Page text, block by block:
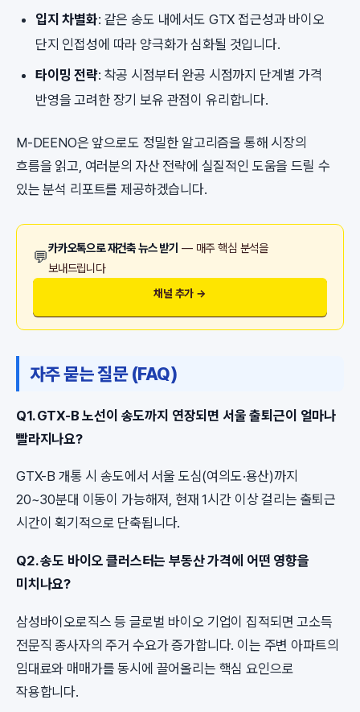
입지 차별화: 같은 송도 내에서도 GTX 접근성과 바이오
단지 인접성에 따라 양극화가 심화될 것입니다.
타이밍 전략: 착공 시점부터 완공 시점까지 단계별 가격
반영을 고려한 장기 보유 관점이 유리합니다.
M-DEENO은 앞으로도 정밀한 알고리즘을 통해 시장의
흐름을 읽고, 여러분의 자산 전략에 실질적인 도움을 드릴 수
있는 분석 리포트를 제공하겠습니다.
💬
카카오톡으로 재건축 뉴스 받기 — 매주 핵심 분석을
보내드립니다
채널 추가 →
자주 묻는 질문 (FAQ)
Q1. GTX-B 노선이 송도까지 연장되면 서울 출퇴근이 얼마나
빨라지나요?
GTX-B 개통 시 송도에서 서울 도심(여의도·용산)까지
20~30분대 이동이 가능해져, 현재 1시간 이상 걸리는 출퇴근
시간이 획기적으로 단축됩니다.
Q2. 송도 바이오 클러스터는 부동산 가격에 어떤 영향을
미치나요?
삼성바이오로직스 등 글로벌 바이오 기업이 집적되면 고소득
전문직 종사자의 주거 수요가 증가합니다. 이는 주변 아파트의
임대료와 매매가를 동시에 끌어올리는 핵심 요인으로
작용합니다.